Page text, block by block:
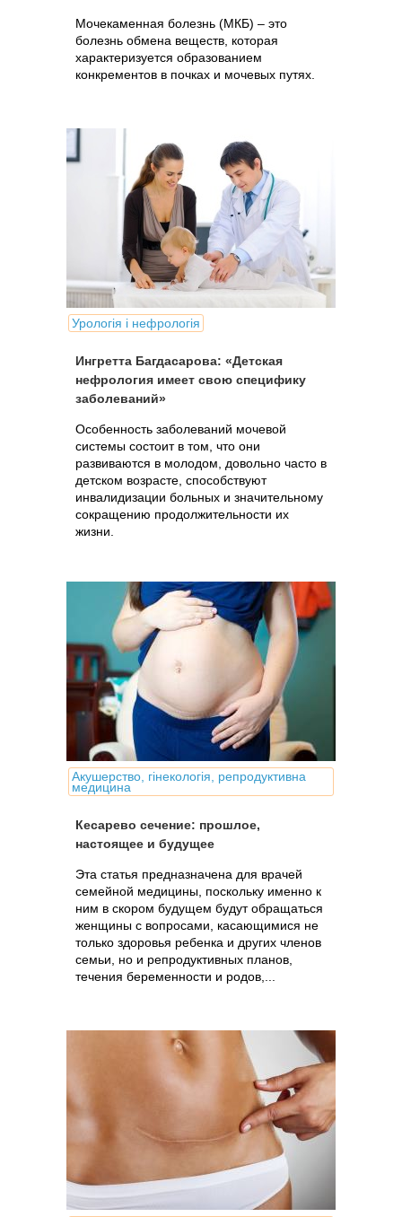
Мочекаменная болезнь (МКБ) – это
болезнь обмена веществ, которая
характеризуется образованием
конкрементов в почках и мочевых путях.
Урологія і нефрологія
Ингретта Багдасарова: «Детская
нефрология имеет свою специфику
заболеваний»
Особенность заболеваний мочевой
системы состоит в том, что они
развиваются в молодом, довольно часто в
детском возрасте, способствуют
инвалидизации больных и значительному
сокращению продолжительности их
жизни.
Акушерство, гінекологія, репродуктивна
медицина
Кесарево сечение: прошлое,
настоящее и будущее
Эта статья предназначена для врачей
семейной медицины, поскольку именно к
ним в скором будущем будут обращаться
женщины с вопросами, касающимися не
только здоровья ребенка и других членов
семьи, но и репродуктивных планов,
течения беременности и родов,...